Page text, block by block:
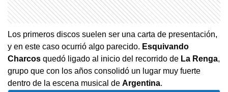
Los primeros discos suelen ser una carta de presentación,
y en este caso ocurrió algo parecido. Esquivando
Charcos quedó ligado al inicio del recorrido de La Renga,
grupo que con los años consolidó un lugar muy fuerte
dentro de la escena musical de Argentina.